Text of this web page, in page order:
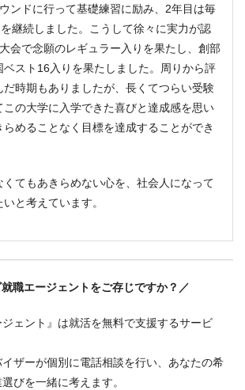
ンドに行って基礎練習に励み、2年目は毎
継続しました。こうして徐々に実力が認
会で念願のレギュラー入りを果たし、創部
ベスト16入りを果たしました。周りから評
だ時期もありましたが、長くてつらい受験
この大学に入学できた喜びと達成感を思い
めることなく目標を達成することができ
てもあきらめない心を、社会人になって
と考えています。
職エージェントをご存じですか？／
ジェント』は就活を無料で支援するサービ
ザーが個別に電話相談を行い、あなたの希
びを一緒に考えます。